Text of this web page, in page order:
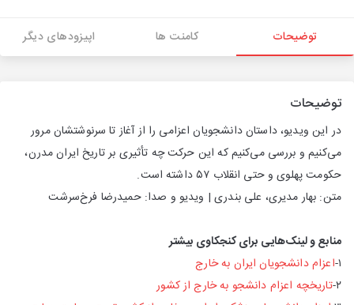
توضیحات کامنت ها اپیزودهای دیگر
توضیحات
در این ویدیو، داستان دانشجویان اعزامی را از آغاز تا سرنوشتشان مرور
می‌کنیم و بررسی می‌کنیم که این حرکت چه تأثیری بر تاریخ ایران مدرن،
حکومت پهلوی و حتی انقلاب ۵۷ داشته است.
متن: بهار مدیری، علی بندری | ویدیو و صدا: حمیدرضا فرخ‌سرشت
منابع و لینک‌هایی برای کنجکاوی بیشتر
۱- اعزام دانشجویان ایران به خارج
۲-تاریخچه اعزام دانشجو به خارج از کشور